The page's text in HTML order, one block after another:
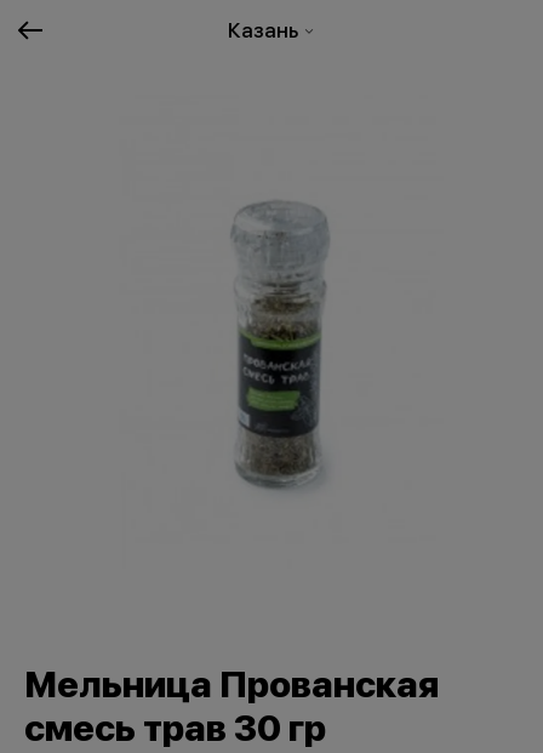
Казань
Мельница Прованская
смесь трав 30 гр